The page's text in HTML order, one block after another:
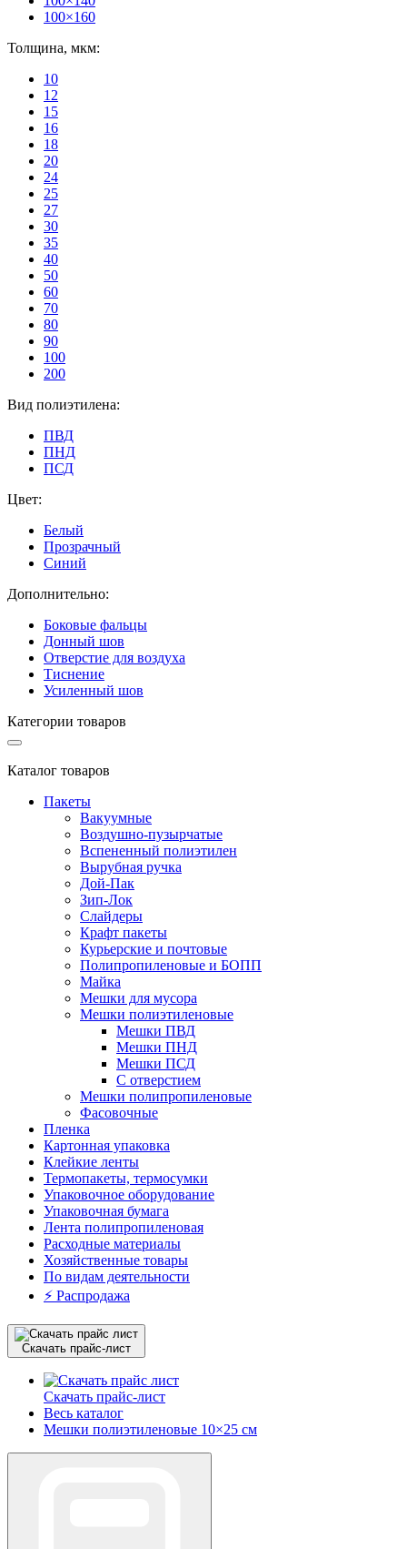
100×160
Толщина, мкм:
10
12
15
16
18
20
24
25
27
30
35
40
50
60
70
80
90
100
200
Вид полиэтилена:
ПВД
ПНД
ПСД
Цвет:
Белый
Прозрачный
Синий
Дополнительно:
Боковые фальцы
Донный шов
Отверстие для воздуха
Тиснение
Усиленный шов
Категории товаров
Каталог товаров
Пакеты
Вакуумные
Воздушно-пузырчатые
Вспененный полиэтилен
Вырубная ручка
Дой-Пак
Зип-Лок
Слайдеры
Крафт пакеты
Курьерские и почтовые
Полипропиленовые и БОПП
Майка
Мешки для мусора
Мешки полиэтиленовые
Мешки ПВД
Мешки ПНД
Мешки ПСД
С отверстием
Мешки полипропиленовые
Фасовочные
Пленка
Картонная упаковка
Клейкие ленты
Термопакеты, термосумки
Упаковочное оборудование
Упаковочная бумага
Лента полипропиленовая
Расходные материалы
Хозяйственные товары
По видам деятельности
⚡️ Распродажа
Скачать прайс-лист
Скачать прайс-лист
Весь каталог
Мешки полиэтиленовые 10×25 см